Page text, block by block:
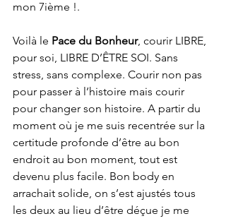
mon 7ième !.
Voilà le Pace du Bonheur, courir LIBRE,
pour soi, LIBRE D’ÊTRE SOI. Sans
stress, sans complexe. Courir non pas
pour passer à l’histoire mais courir
pour changer son histoire. A partir du
moment où je me suis recentrée sur la
certitude profonde d’être au bon
endroit au bon moment, tout est
devenu plus facile. Bon body en
arrachait solide, on s’est ajustés tous
les deux au lieu d’être déçue je me